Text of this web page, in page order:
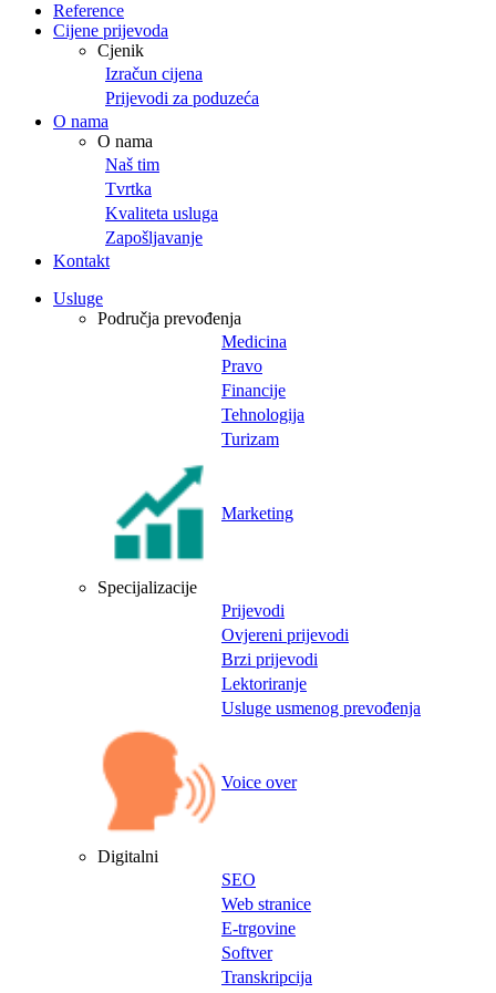
Reference
Cijene prijevoda
Cjenik
Izračun cijena
Prijevodi za poduzeća
O nama
O nama
Naš tim
Tvrtka
Kvaliteta usluga
Zapošljavanje
Kontakt
Usluge
Područja prevođenja
Medicina
Pravo
Financije
Tehnologija
Turizam
Marketing
Specijalizacije
Prijevodi
Ovjereni prijevodi
Brzi prijevodi
Lektoriranje
Usluge usmenog prevođenja
Voice over
Digitalni
SEO
Web stranice
E-trgovine
Softver
Transkripcija